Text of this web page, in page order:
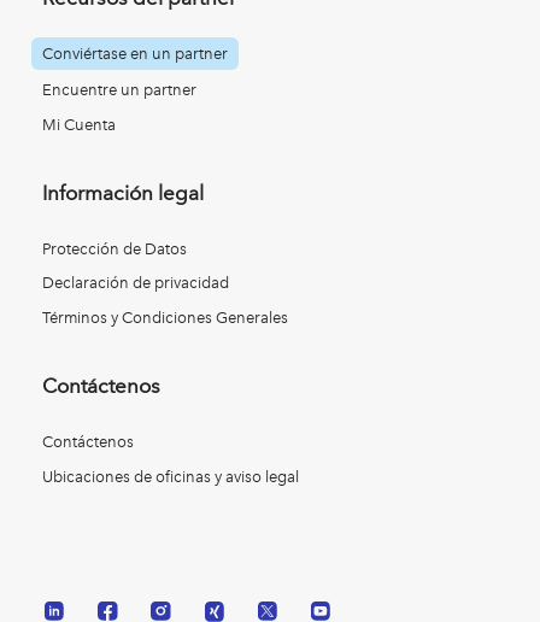
Conviértase en un partner
Encuentre un partner
Mi Cuenta
Información legal
Protección de Datos
Declaración de privacidad
Términos y Condiciones Generales
Contáctenos
Contáctenos
Ubicaciones de oficinas y aviso legal